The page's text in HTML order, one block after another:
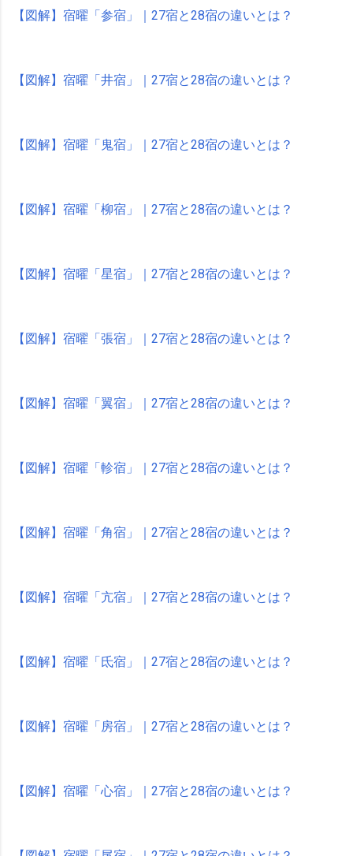
【図解】宿曜「参宿」｜27宿と28宿の違いとは？
【図解】宿曜「井宿」｜27宿と28宿の違いとは？
【図解】宿曜「鬼宿」｜27宿と28宿の違いとは？
【図解】宿曜「柳宿」｜27宿と28宿の違いとは？
【図解】宿曜「星宿」｜27宿と28宿の違いとは？
【図解】宿曜「張宿」｜27宿と28宿の違いとは？
【図解】宿曜「翼宿」｜27宿と28宿の違いとは？
【図解】宿曜「軫宿」｜27宿と28宿の違いとは？
【図解】宿曜「角宿」｜27宿と28宿の違いとは？
【図解】宿曜「亢宿」｜27宿と28宿の違いとは？
【図解】宿曜「氐宿」｜27宿と28宿の違いとは？
【図解】宿曜「房宿」｜27宿と28宿の違いとは？
【図解】宿曜「心宿」｜27宿と28宿の違いとは？